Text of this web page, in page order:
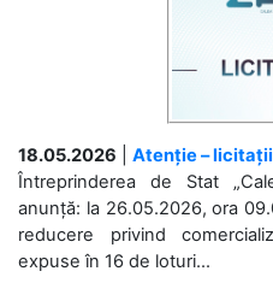
18.05.2026
Atenție –
Întreprinderea de Stat
anunță: la 26.05.2026, ora
reducere privind
expuse în 16 de loturi...